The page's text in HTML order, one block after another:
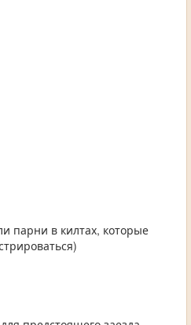
парни в килтах, которые